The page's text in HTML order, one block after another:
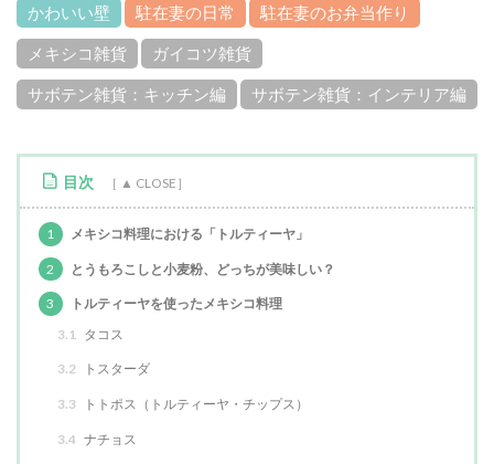
かわいい壁 駐在妻の日常 駐在妻のお弁当作り
メキシコ雑貨 ガイコツ雑貨
サボテン雑貨：キッチン編 サボテン雑貨：インテリア編
目次
1 メキシコ料理における「トルティーヤ」
2 とうもろこしと小麦粉、どっちが美味しい？
3
トルティーヤを使ったメキシコ料理
3.1
タコス
3.2 トスターダ
3.3 トトポス（トルティーヤ・チップス）
3.4 ナチョス